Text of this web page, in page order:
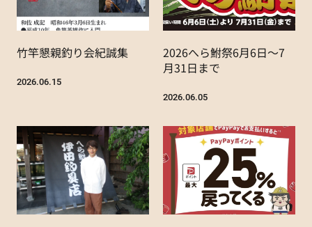
竹竿懇親釣り会紀誠集
2026.06.15
2026へら鮒祭6月6日～7
月31日まで
2026.06.05